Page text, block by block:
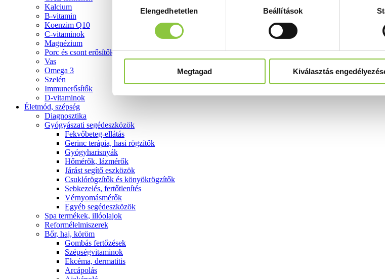
kiválasztásaElengedhetetlen Beállítások
Megtagad Kiválasztás
Kalcium
B-vitamin
Koenzim Q10
C-vitaminok
Magnézium
Porc és csont erősítők
Vas
Omega 3
Szelén
Immunerősítők
D-vitaminok
Életmód, szépség
Diagnosztika
Gyógyászati segédeszközök
Fekvőbeteg-ellátás
Gerinc terápia, hasi rögzítők
Gyógyharisnyák
Hőmérők, lázmérők
Járást segítő eszközök
Csuklórögzítők és könyökrögzítők
Sebkezelés, fertőtlenítés
Vérnyomásmérők
Egyéb segédeszközök
Spa termékek, illóolajok
Reformélelmiszerek
Bőr, haj, köröm
Gombás fertőzések
Szépségvitaminok
Ekcéma, dermatitis
Arcápolás